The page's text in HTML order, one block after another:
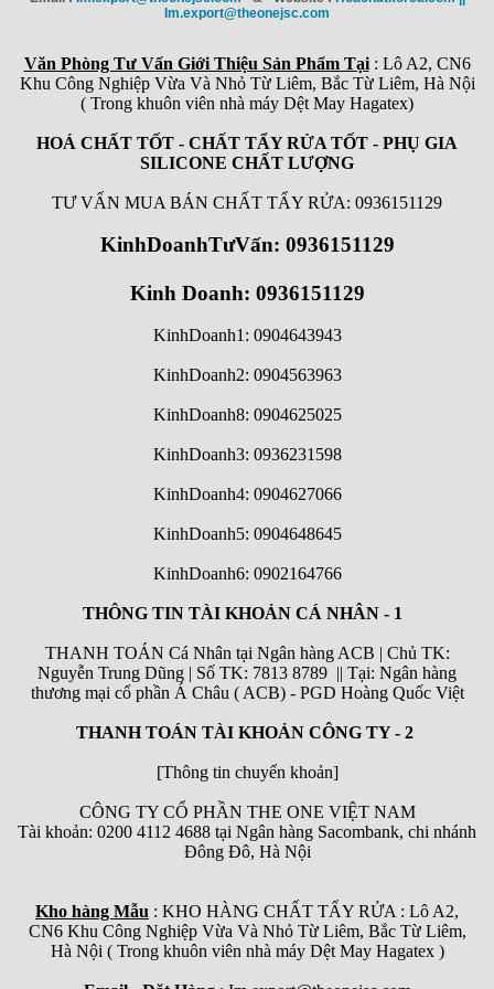
Im.export@theonejsc.com
Văn Phòng Tư Vấn Giới Thiệu Sản Phẩm Tại: Lô A2, CN6
Khu Công Nghiệp Vừa Và Nhỏ Từ Liêm, Bắc Từ Liêm, Hà Nội
( Trong khuôn viên nhà máy Dệt May Hagatex)
HOÁ CHẤT TỐT - CHẤT TẨY RỬA TỐT - PHỤ GIA
SILICONE CHẤT LƯỢNG
TƯ VẤN MUA BÁN CHẤT TẨY RỬA: 0936151129
KinhDoanhTưVấn: 0936151129
Kinh Doanh: 0936151129
KinhDoanh1: 0904643943
KinhDoanh2: 0904563963
KinhDoanh8: 0904625025
KinhDoanh3: 0936231598
KinhDoanh4: 0904627066
KinhDoanh5: 0904648645
KinhDoanh6: 0902164766
THÔNG TIN TÀI KHOẢN CÁ NHÂN - 1
THANH TOÁN Cá Nhân tại Ngân hàng ACB | Chủ TK:
Nguyễn Trung Dũng | Số TK: 7813 8789 || Tại: Ngân hàng
thương mại cổ phần Á Châu ( ACB) - PGD Hoàng Quốc Việt
THANH TOÁN TÀI KHOẢN CÔNG TY - 2
[Thông tin chuyển khoản]
CÔNG TY CỔ PHẦN THE ONE VIỆT NAM
Tài khoản: 0200 4112 4688 tại Ngân hàng Sacombank, chi nhánh
Đông Đô, Hà Nội
Kho hàng Mẫu : KHO HÀNG CHẤT TẨY RỬA : Lô A2,
CN6 Khu Công Nghiệp Vừa Và Nhỏ Từ Liêm, Bắc Từ Liêm,
Hà Nội ( Trong khuôn viên nhà máy Dệt May Hagatex )